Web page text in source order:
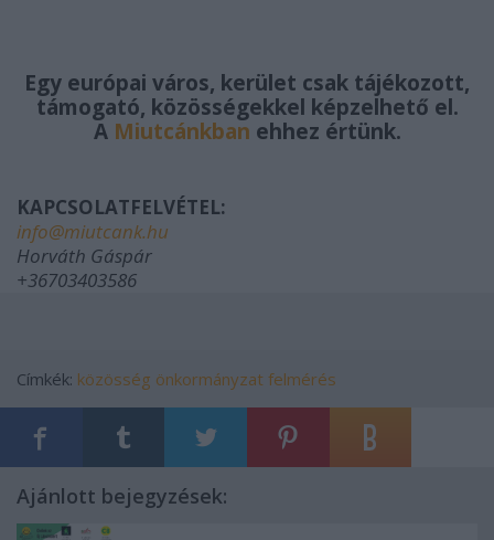
Egy európai város, kerület csak tájékozott,
támogató, közösségekkel képzelhető el.
A Miutcánkban ehhez értünk.
KAPCSOLATFELVÉTEL:
info@miutcank.hu
Horváth Gáspár
+36703403586
Címkék: közösség önkormányzat felmérés
Ajánlott bejegyzések: